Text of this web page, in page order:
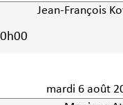
Jean-François
mardi 6 août